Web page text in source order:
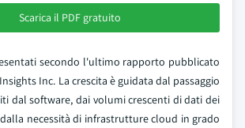
Scarica il PDF gratuito
secondo l'ultimo rapporto pubblicato
Inc. La crescita è guidata dal passaggio
dal software, dai volumi crescenti di dati dei
necessità di infrastrutture cloud in grado